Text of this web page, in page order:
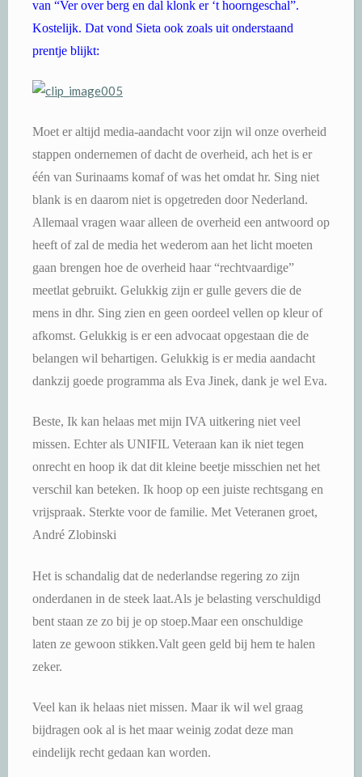
van “Ver over berg en dal klonk er ‘t hoorngeschal”.
Kostelijk. Dat vond Sieta ook zoals uit onderstaand
prentje blijkt:
Moet er altijd media-aandacht voor zijn wil onze overheid
stappen ondernemen of dacht de overheid, ach het is er
één van Surinaams komaf of was het omdat hr. Sing niet
blank is en daarom niet is opgetreden door Nederland.
Allemaal vragen waar alleen de overheid een antwoord op
heeft of zal de media het wederom aan het licht moeten
gaan brengen hoe de overheid haar “rechtvaardige”
meetlat gebruikt. Gelukkig zijn er gulle gevers die de
mens in dhr. Sing zien en geen oordeel vellen op kleur of
afkomst. Gelukkig is er een advocaat opgestaan die de
belangen wil behartigen. Gelukkig is er media aandacht
dankzij goede programma als Eva Jinek, dank je wel Eva.
Beste, Ik kan helaas met mijn IVA uitkering niet veel
missen. Echter als UNIFIL Veteraan kan ik niet tegen
onrecht en hoop ik dat dit kleine beetje misschien net het
verschil kan beteken. Ik hoop op een juiste rechtsgang en
vrijspraak. Sterkte voor de familie. Met Veteranen groet,
André Zlobinski
Het is schandalig dat de nederlandse regering zo zijn
onderdanen in de steek laat.Als je belasting verschuldigd
bent staan ze zo bij je op stoep.Maar een onschuldige
laten ze gewoon stikken.Valt geen geld bij hem te halen
zeker.
Veel kan ik helaas niet missen. Maar ik wil wel graag
bijdragen ook al is het maar weinig zodat deze man
eindelijk recht gedaan kan worden.